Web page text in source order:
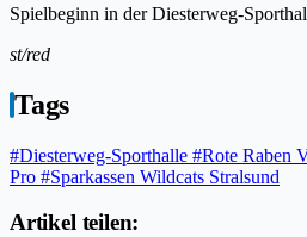
Spielbeginn in der Diesterweg-
st/red
Tags
#Diesterweg-Sporthalle #Rote Raben
Pro #Sparkassen Wildcats Stralsund
Artikel teilen: